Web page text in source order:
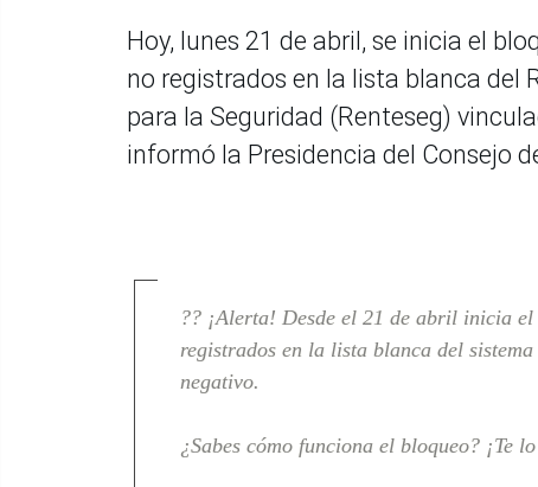
Hoy, lunes 21 de abril, se inicia el
no registrados en la lista blanca del
para la Seguridad (Renteseg)
informó la Presidencia del Consejo
?? ¡Alerta! Desde el 21 de abril inicia
registrados en la lista blanca del
negativo.
¿Sabes cómo funciona el bloqueo? ¡Te